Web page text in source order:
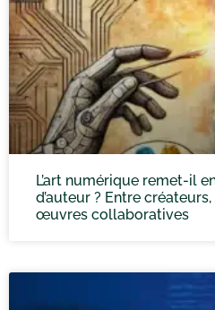
L’art numérique remet-il
d’auteur ? Entre
œuvres collaboratives